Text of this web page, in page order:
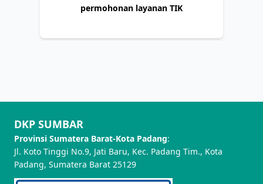
permohonan layanan TIK
DKP SUMBAR
Provinsi Sumatera Barat-Kota Padang:
Jl. Koto Tinggi No.9, Jati Baru, Kec. Padang Tim., Kota
Padang, Sumatera Barat 25129